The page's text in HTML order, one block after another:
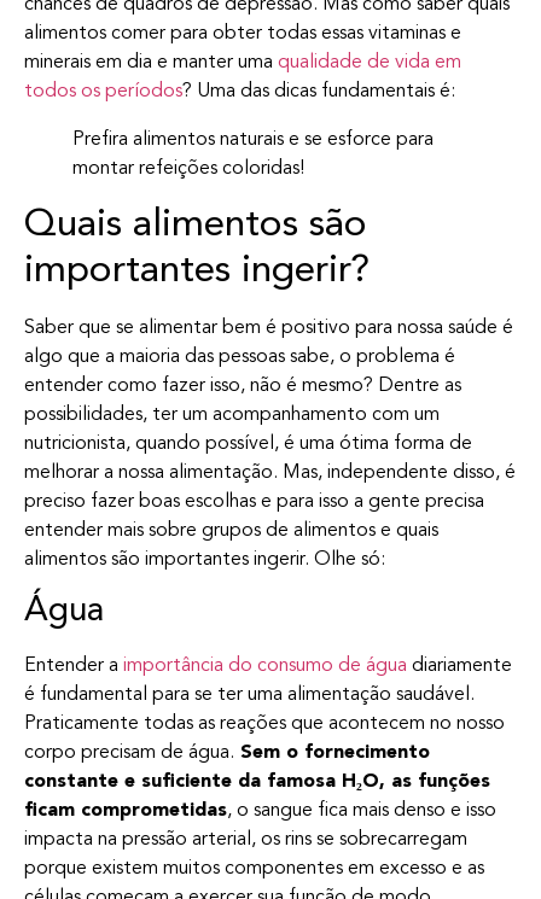
chances de quadros de depressão. Mas como saber quais
alimentos comer para obter todas essas vitaminas e
minerais em dia e manter uma qualidade de vida em
todos os períodos? Uma das dicas fundamentais é:
Prefira alimentos naturais e se esforce para
montar refeições coloridas!
Quais alimentos são
importantes ingerir?
Saber que se alimentar bem é positivo para nossa saúde é
algo que a maioria das pessoas sabe, o problema é
entender como fazer isso, não é mesmo? Dentre as
possibilidades, ter um acompanhamento com um
nutricionista, quando possível, é uma ótima forma de
melhorar a nossa alimentação. Mas, independente disso, é
preciso fazer boas escolhas e para isso a gente precisa
entender mais sobre grupos de alimentos e quais
alimentos são importantes ingerir. Olhe só:
Água
Entender a importância do consumo de água diariamente
é fundamental para se ter uma alimentação saudável.
Praticamente todas as reações que acontecem no nosso
corpo precisam de água. Sem o fornecimento
constante e suficiente da famosa H₂O, as funções
ficam comprometidas, o sangue fica mais denso e isso
impacta na pressão arterial, os rins se sobrecarregam
porque existem muitos componentes em excesso e as